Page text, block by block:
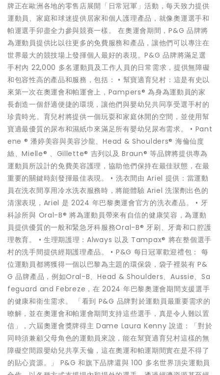
牌正在歐洲各地的零售店展開「日常冠軍」活動，每天致力提供
運動員、家庭和球迷提供居家和個人護理產品，就像奧運選手和
帕運選手卯盡全力參與競賽一樣。 在奧運會期間，P&G 品牌將
為運動員提供比以往更多的免費服務和產品，讓他們可以專注在
世界最大的競技場上發揮個人最好的表現。P&G 品牌將滿足選
手村內 22,000 多名運動員及工作人員的日常需求，提供無障礙
和包容性高的產品和服務，包括： • 幫寶適育兒村：這是有史以
來第一次在奧運會和帕運會上，Pampers® 為身為運動員的家
長創造一個舒適便捷的環境，讓他們與嬰幼兒共同享受選手村的
珍貴時光。育兒村將提供一個玩耍和家庭休閒的空間，並使用幫
寶適最優質的尿布和濕紙巾來滿足所有嬰幼兒尿布需求。 • Pant
ene ® 潘婷美容與美容沙龍、Head & Shoulders® 海倫仙度
絲、Mielle® 、Gillette® 吉列以及 Braun® 等品牌將提供專為
運動員所設計的免費美容護理，協助他們保持在最佳狀態，在最
重要的關鍵時刻發揮最佳表現。 • 洗衣間由 Ariel 提供：當運動
員在洗衣間享用冷水洗衣服務時，將能體驗 Ariel 洗潔劑出色的
清潔表現，Ariel 是 2024 年巴黎奧運會官方的洗衣產品。 • 牙
科診所與 Oral-B® 將為運動員帶來有自信的健康笑容，為運動
員提供優質的一般和緊急牙科服務Oral-B® 牙刷、牙膏和口腔護
理教育。 • 生理期護理：Always 以及 Tampax® 將在整個選手
村的洗手間提供經期護理產品。 • P&G 每日冠軍歡迎禮包： 每
位運動員都將獲得一個以巴黎為主題的環保袋，袋子裡裝有 P&
G 品牌產品，例如Oral-B、Head & Shoulders、Aussie、Sa
feguard and Febreze，在 2024 年巴黎奧運會期間支援選手
的健康和衛生需求。 「看到 P&G 品牌對於運動員最重要需求的
暸解，並在奧運會和帕運會期間支持這些選手，真是令人難以置
信」，六屆奧運會獎牌得主 Dame Laura Kenny 說道：「對於
同時須兼顧父母角色的運動員來說，能在幫寶適育兒村這樣的無
障礙空間跟嬰幼兒共享天倫，這在奧運和帕運期間實在是不得了
的貼心資源。」 P&G 和旗下品牌還與 100 多名世界頂尖運動員